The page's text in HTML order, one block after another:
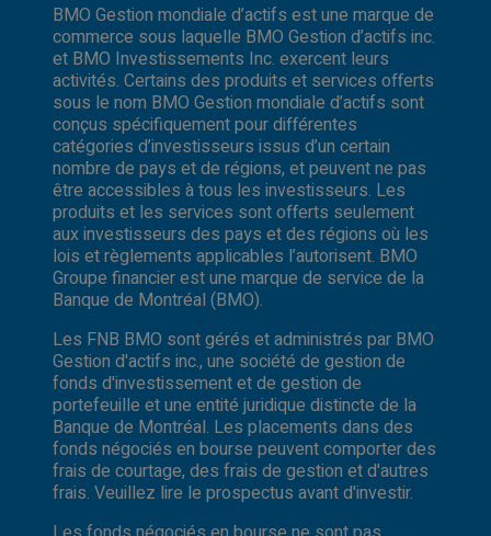
BMO Gestion mondiale d’actifs est une marque de
commerce sous laquelle BMO Gestion d’actifs inc.
et BMO Investissements Inc. exercent leurs
activités. Certains des produits et services offerts
sous le nom BMO Gestion mondiale d’actifs sont
conçus spécifiquement pour différentes
catégories d’investisseurs issus d’un certain
nombre de pays et de régions, et peuvent ne pas
être accessibles à tous les investisseurs. Les
produits et les services sont offerts seulement
aux investisseurs des pays et des régions où les
lois et règlements applicables l’autorisent. BMO
Groupe financier est une marque de service de la
Banque de Montréal (BMO).
Les FNB BMO sont gérés et administrés par BMO
Gestion d'actifs inc., une société de gestion de
fonds d'investissement et de gestion de
portefeuille et une entité juridique distincte de la
Banque de Montréal. Les placements dans des
fonds négociés en bourse peuvent comporter des
frais de courtage, des frais de gestion et d'autres
frais. Veuillez lire le prospectus avant d'investir.